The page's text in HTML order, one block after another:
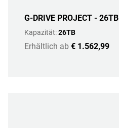
G-DRIVE PROJECT - 26TB
Kapazität:26TB
Erhältlich ab € 1.562,99